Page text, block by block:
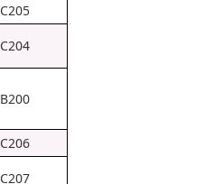
C205
C204
B200
C206
C207